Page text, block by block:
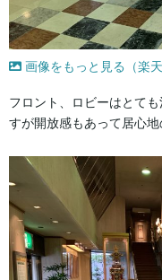
画像をもっと見る（楽天
フロント、ロビーはとて
すが開放感もあって居心地